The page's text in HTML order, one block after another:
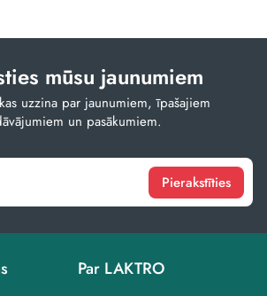
mūsu jaunumiem
uzzina par jaunumiem, īpašajiem
un pasākumiem.
Pierakstīties
Par LAKTRO